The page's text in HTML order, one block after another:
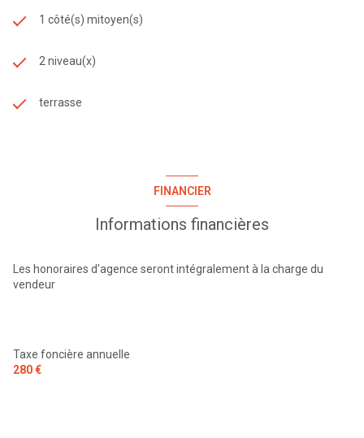
1 côté(s) mitoyen(s)
2 niveau(x)
terrasse
FINANCIER
Informations financières
Les honoraires d'agence seront intégralement à la charge du
vendeur
Taxe foncière annuelle
280 €